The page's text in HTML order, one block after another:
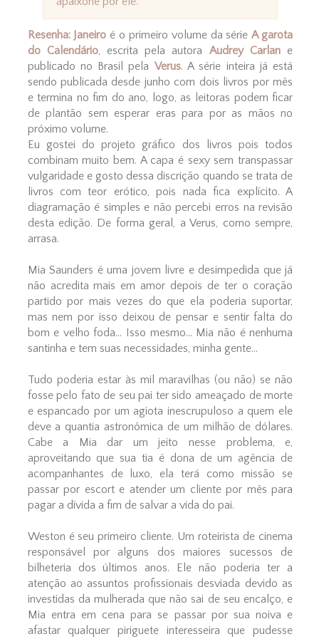
Resenha: Janeiro é o primeiro volume da sérieA garota
do Calendário, escrita pela autora Audrey Carlane
publicado no Brasil pela Verus. A série inteira já está
sendo publicada desde junho com dois livros por mês
e termina no fim do ano, logo, as leitoras podem ficar
de plantão sem esperar eras para por as mãos no
próximo volume.
Eu gostei do projeto gráfico dos livros pois todos
combinam muito bem. A capa é sexy sem transpassar
vulgaridade e gosto dessa discrição quando se trata de
livros com teor erótico, pois nada fica explícito. A
diagramação é simples e não percebi erros na revisão
desta edição. De forma geral, a Verus, como sempre,
arrasa.
Mia Saunders é uma jovem livre e desimpedida que já
não acredita mais em amor depois de ter o coração
partido por mais vezes do que ela poderia suportar,
mas nem por isso deixou de pensar e sentir falta do
bom e velho foda... Isso mesmo... Mia não é nenhuma
santinha e tem suas necessidades, minha gente...
Tudo poderia estar às mil maravilhas (ou não) se não
fosse pelo fato de seu pai ter sido ameaçado de morte
e espancado por um agiota inescrupuloso a quem ele
deve a quantia astronômica de um milhão de dólares.
Cabe a Mia dar um jeito nesse problema, e,
aproveitando que sua tia é dona de um agência de
acompanhantes de luxo, ela terá como missão se
passar por escort e atender um cliente por mês para
pagar a dívida a fim de salvar a vida do pai.
Weston é seu primeiro cliente. Um roteirista de cinema
responsável por alguns dos maiores sucessos de
bilheteria dos últimos anos. Ele não poderia ter a
atenção ao assuntos profissionais desviada devido as
investidas da mulherada que não sai de seu encalço, e
Mia entra em cena para se passar por sua noiva e
afastar qualquer piriguete interesseira que pudesse